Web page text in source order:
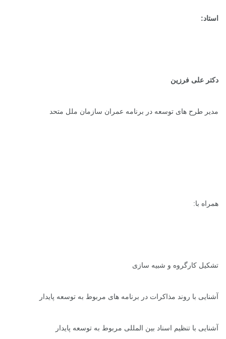
استاد:
دکتر علی فرزین
مدیر طرح های توسعه در برنامه عمران سازمان ملل متحد
همراه با:
تشکیل کارگروه و شبیه سازی
آشنایی با روند مذاکرات در برنامه های مربوط به توسعه پایدار
آشنایی با تنظیم اسناد بین المللی مربوط به توسعه پایدار